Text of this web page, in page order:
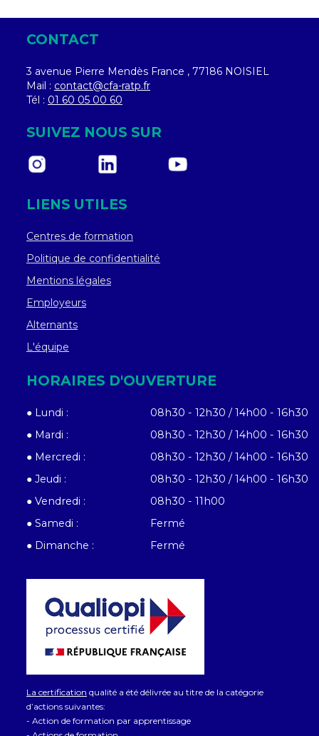
CONTACT
3 avenue Pierre Mendès France , 77186 NOISIEL
Mail : contact@cfa-ratp.fr
Tél : 01 60 05 00 60
SUIVEZ NOUS SUR
LIENS UTILES
Centres de formation
Politique de confidentialité
Mentions légales
Employeurs
Alternants
L'équipe
HORAIRES D'OUVERTURE
● Lundi :
08h30 - 12h30 / 14h00 - 16h30
● Mardi :
08h30 - 12h30 / 14h00 - 16h30
● Mercredi :
08h30 - 12h30 / 14h00 - 16h30
● Jeudi :
08h30 - 12h30 / 14h00 - 16h30
● Vendredi :
08h30 - 11h00
● Samedi :
Fermé
● Dimanche :
Fermé
La certification qualité a été délivrée au titre de la catégorie
d’actions suivantes:
- Action de formation par apprentissage